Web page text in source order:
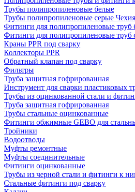
Трубы полипропиленовые белые
Трубы полипропиленовые серые Чехия
Фитинги для полипропиленовые труб
Фитинги для полипропиленовые труб
Краны PPR под сварку
Коллекторы PPR
Обратный клапан под сварку
Фильтры
Труба защитная гофрированная
Инструмент для сварки пластиковых
Трубы из оцинкованной стали и
Труба защитная гофрированная
Трубы стальные оцинкованные
Фитинги обжимные GEBO для
Тройники
Водоотводы
Муфты ремонтные
Муфты соединительные
Фитинги оцинкованные
Трубы из черной стали и фитинги к
Стальные фитинги под сварку